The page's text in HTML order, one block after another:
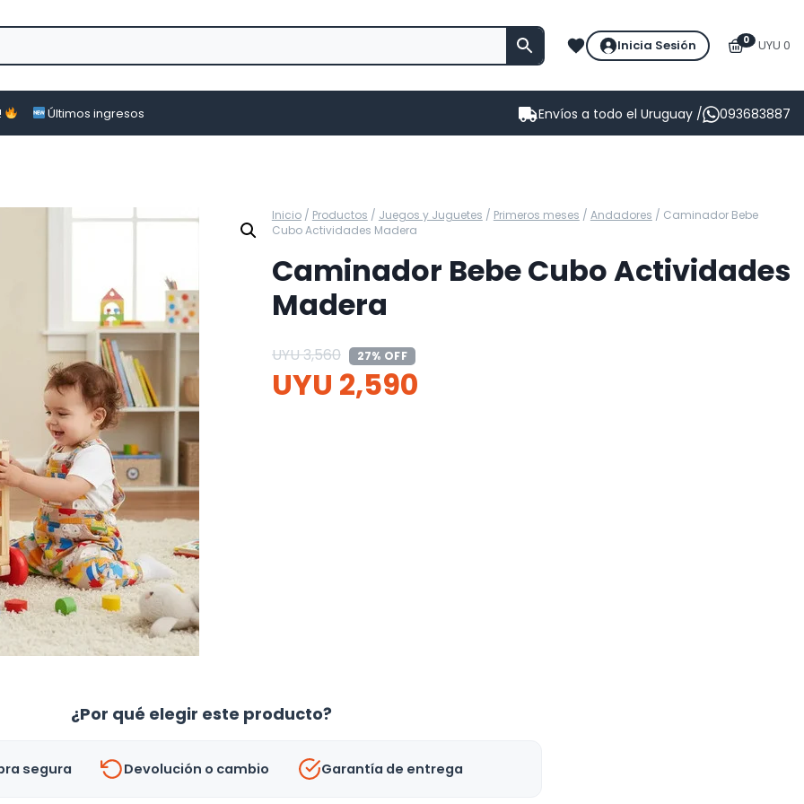
Inicia Sesión 0 UYU 0
Últimos ingresos Envíos a todo el Uruguay / 093683887
Inicio / Productos / Juegos y Juguetes / Primeros meses / Andadores / Caminador Bebe
Cubo Actividades Madera
Caminador Bebe Cubo Actividades
Madera
UYU3,560 27% OFF
UYU 2,590
¿Por qué elegir este producto?
segura Devolución o cambio Garantía de entrega